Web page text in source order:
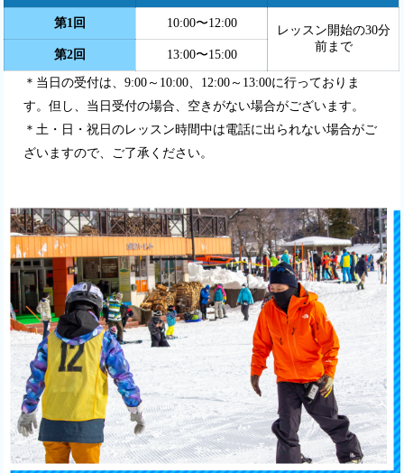
第1回 10:00〜12:00
レッスン開始の30分
前まで
第2回 13:00〜15:00
＊当日の受付は、9:00～10:00、12:00～13:00に行っておりま
す。但し、当日受付の場合、空きがない場合がございます。
＊土・日・祝日のレッスン時間中は電話に出られない場合がご
ざいますので、ご了承ください。